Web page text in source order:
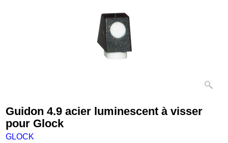
Guidon 4.9 acier luminescent à visser
pour Glock
GLOCK